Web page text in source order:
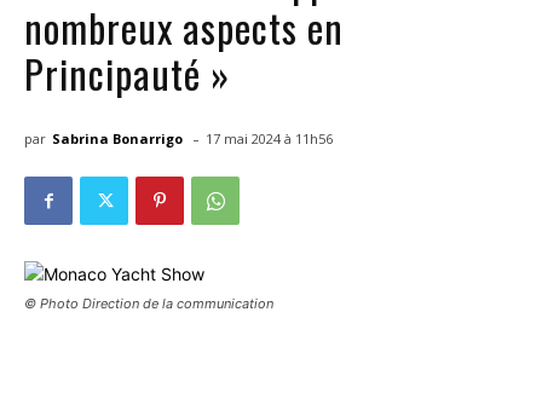
nombreux aspects en
Principauté »
par Sabrina Bonarrigo - 17 mai 2024 à 11h56
© Photo Direction de la communication